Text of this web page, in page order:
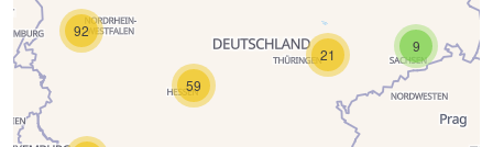
59
92
9
21